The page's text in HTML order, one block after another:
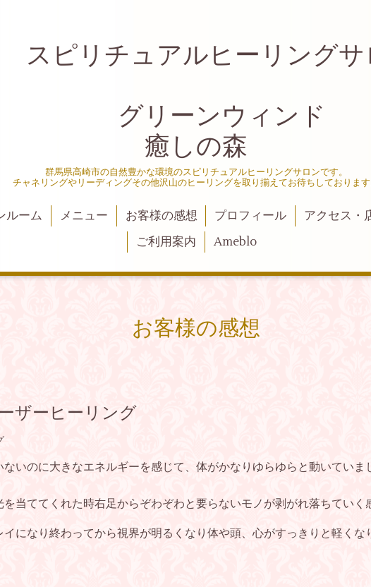
ピリチュアルヒーリングサ
グリーンウィンド
癒しの森
群馬県高崎市の自然豊かな環境のスピリチュアルヒーリングサロンです。
チャネリングやリーディングその他沢山のヒーリングを取り揃えてお待ちしております
ルーム メニュー お客様の感想 プロフィール アクセス・
ご利用案内
Ameblo
お客様の感想
ザーヒーリング
いのに大きなエネルギーを感じて、体がかなりゆらゆらと動いていま
当ててくれた時右足からぞわぞわと要らないモノが剥がれ落ちていく
になり終わってから視界が明るくなり体や頭、心がすっきりと軽くな